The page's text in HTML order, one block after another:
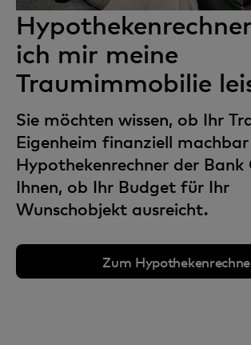
ich mir meine
Traumimmobilie
Sie möchten wissen, ob Ihr
Eigenheim finanziell
Hypothekenrechner der Bank
Ihnen, ob Ihr Budget für Ihr
Wunschobjekt ausreicht.
Zum